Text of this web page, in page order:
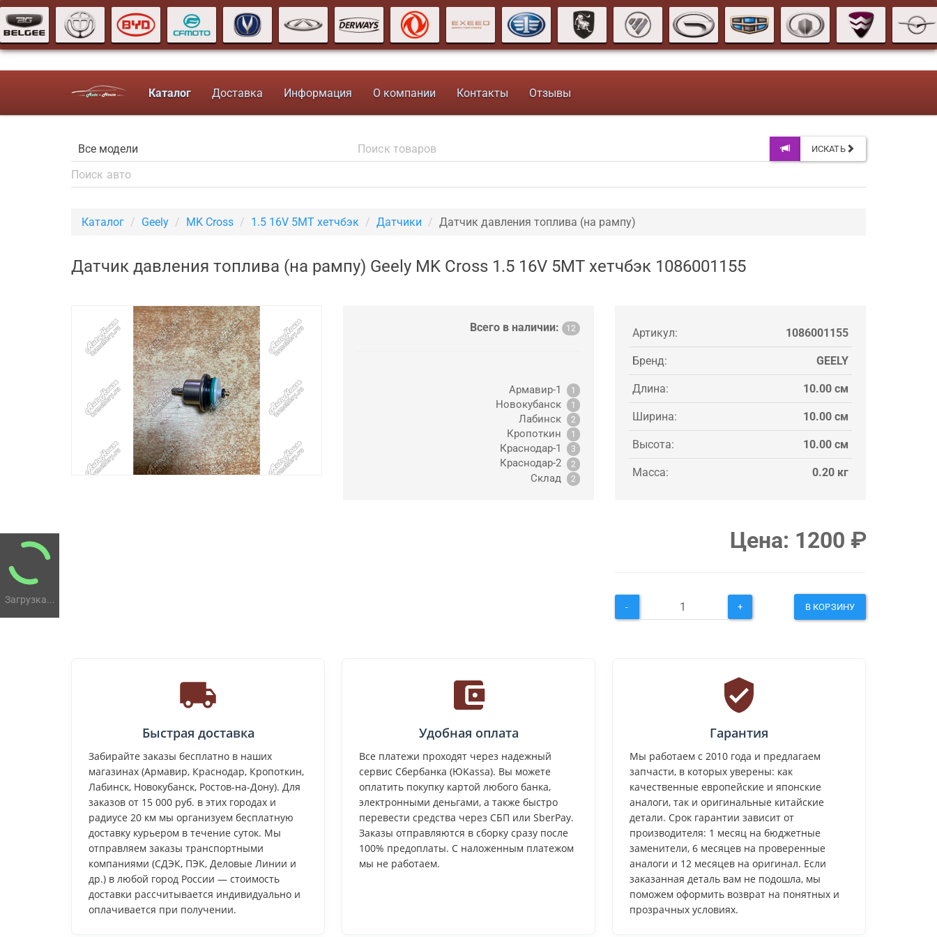
Загрузка...
Каталог Доставка Информация О компании Контакты Отзывы
ИСКАТЬ
Каталог Geely MK Cross 1.5 16V 5MT хетчбэк Датчики Датчик давления топлива (на рампу)
Датчик давления топлива (на рампу) Geely MK Cross 1.5 16V 5MT хетчбэк 1086001155
Всего в наличии: 12
Армавир-1 1
Новокубанск 1
Лабинск 2
Кропоткин 1
Краснодар-1 3
Краснодар-2 2
Склад 2
Артикул: 1086001155
Бренд: GEELY
Длина: 10.00 см
Ширина: 10.00 см
Высота: 10.00 см
Масса: 0.20 кг
Цена: 1200 ₽
- + В КОРЗИНУ
Быстрая доставка
Забирайте заказы бесплатно в наших
магазинах (Армавир, Краснодар, Кропоткин,
Лабинск, Новокубанск, Ростов-на-Дону). Для
заказов от 15 000 руб. в этих городах и
радиусе 20 км мы организуем бесплатную
доставку курьером в течение суток. Мы
отправляем заказы транспортными
компаниями (СДЭК, ПЭК, Деловые Линии и
др.) в любой город России — стоимость
доставки рассчитывается индивидуально и
оплачивается при получении.
Удобная оплата
Все платежи проходят через надежный
сервис Сбербанка (ЮKassa). Вы можете
оплатить покупку картой любого банка,
электронными деньгами, а также быстро
перевести средства через СБП или SberPay.
Заказы отправляются в сборку сразу после
100% предоплаты. С наложенным платежом
мы не работаем.
Гарантия
Мы работаем с 2010 года и предлагаем
запчасти, в которых уверены: как
качественные европейские и японские
аналоги, так и оригинальные китайские
детали. Срок гарантии зависит от
производителя: 1 месяц на бюджетные
заменители, 6 месяцев на проверенные
аналоги и 12 месяцев на оригинал. Если
заказанная деталь вам не подошла, мы
поможем оформить возврат на понятных и
прозрачных условиях.